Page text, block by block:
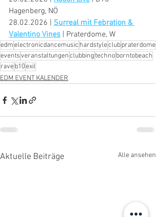
Hagenberg, NÖ
28.02.2026 | Surreal mit Febration &
Valentino Vines | Praterdome, W
edmelectronicdancemusic hardstyleclubpraterdome
eventsveranstaltungenclubbingtechnoborntobeach
raveb10exil
EDM EVENT KALENDER
Aktuelle Beiträge Alle ansehen